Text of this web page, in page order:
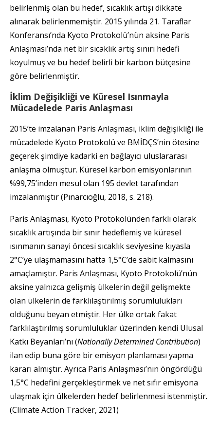
belirlenmiş olan bu hedef, sıcaklık artışı dikkate
alınarak belirlenmemiştir. 2015 yılında 21. Taraflar
Konferansı’nda Kyoto Protokolü’nün aksine Paris
Anlaşması’nda net bir sıcaklık artış sınırı hedefi
koyulmuş ve bu hedef belirli bir karbon bütçesine
göre belirlenmiştir.
İklim Değişikliği ve Küresel Isınmayla
Mücadelede Paris Anlaşması
2015’te imzalanan Paris Anlaşması, iklim değişikliği ile
mücadelede Kyoto Protokolü ve BMİDÇS’nin ötesine
geçerek şimdiye kadarki en bağlayıcı uluslararası
anlaşma olmuştur. Küresel karbon emisyonlarının
%99,75’inden mesul olan 195 devlet tarafından
imzalanmıştır (Pınarcıoğlu, 2018, s. 218).
Paris Anlaşması, Kyoto Protokolünden farklı olarak
sıcaklık artışında bir sınır hedeflemiş ve küresel
ısınmanın sanayi öncesi sıcaklık seviyesine kıyasla
2°C’ye ulaşmamasını hatta 1,5°C’de sabit kalmasını
amaçlamıştır. Paris Anlaşması, Kyoto Protokolü’nün
aksine yalnızca gelişmiş ülkelerin değil gelişmekte
olan ülkelerin de farklılaştırılmış sorumlulukları
olduğunu beyan etmiştir. Her ülke ortak fakat
farklılaştırılmış sorumluluklar üzerinden kendi Ulusal
Katkı Beyanları’nı (Nationally Determined Contribution)
ilan edip buna göre bir emisyon planlaması yapma
kararı almıştır. Ayrıca Paris Anlaşması’nın öngördüğü
1,5°C hedefini gerçekleştirmek ve net sıfır emisyona
ulaşmak için ülkelerden hedef belirlenmesi istenmiştir.
(Climate Action Tracker, 2021)